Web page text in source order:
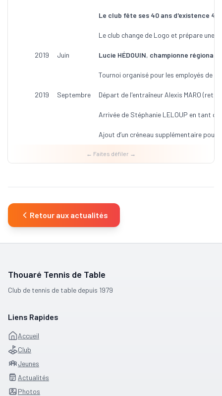
Le club fête ses 40 ans d'existence 40
Le club change de Logo et prépare une
2019 Juin Lucie HÉDOUIN, championne régionale
Tournoi organisé pour les employés de la
2019 Septembre Départ de l'entraîneur Alexis MARO
Arrivée de Stéphanie LELOUP en tant
Ajout d’un créneau supplémentaire pour
Retour aux actualités
Thouaré Tennis de Table
Club de tennis de table depuis 1979
Liens Rapides
Accueil
Club
Jeunes
Actualités
Photos